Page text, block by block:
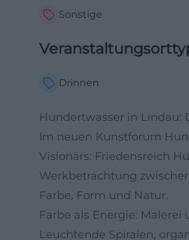
Sonstige
Drinnen
Hundertwasser in Lindau:
Im neuen Kunstforum
Visionärs: Friedensreich
Werkbetrachtung
Farbe, Form und Natur.
Farbe als Energie:
Leuchtende Spiralen,